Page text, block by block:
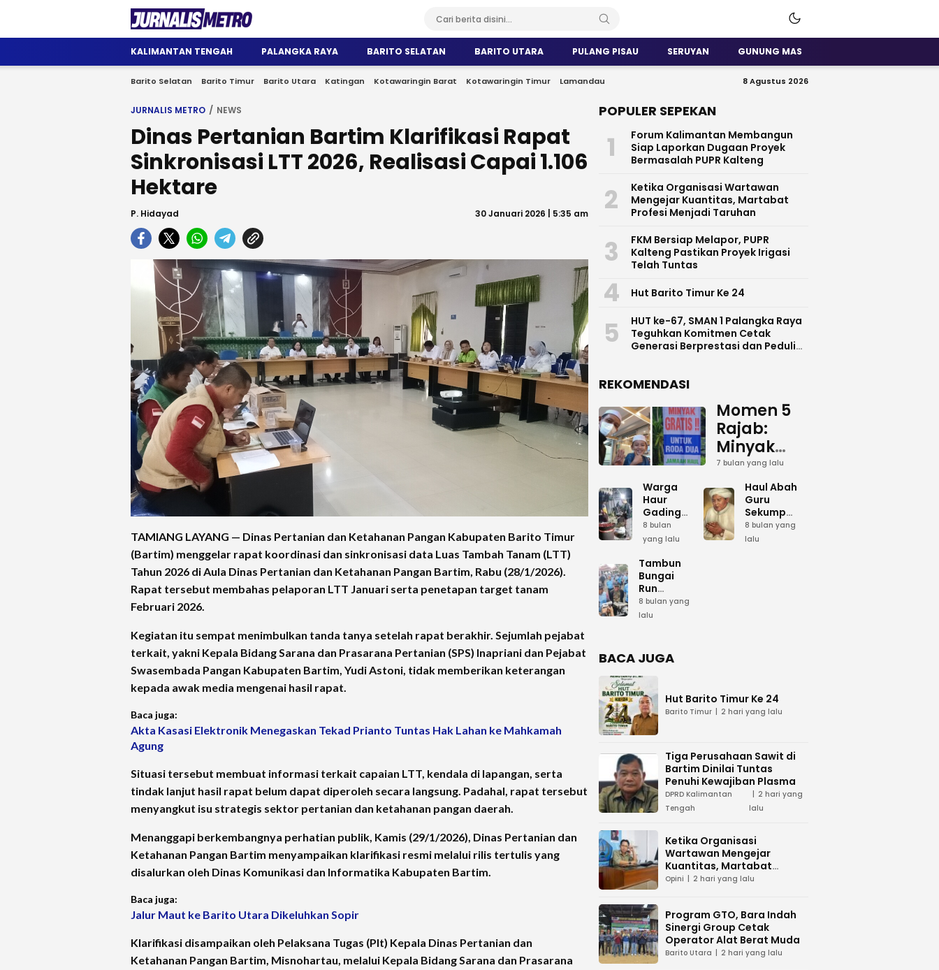
Jurnalis Metro
Satu Wadah Informasi
KALIMANTAN TENGAH PALANGKA RAYA BARITO SELATAN BARITO UTARA PULANG PISAU SERUYAN GUNUNG MAS
Barito Selatan Barito Timur Barito Utara Katingan Kotawaringin Barat Kotawaringin Timur Lamandau 8 Agustus 2026
JURNALIS METRO NEWS
Dinas Pertanian Bartim Klarifikasi Rapat
Sinkronisasi LTT 2026, Realisasi Capai 1.106
Hektare
P. Hidayad 30 Januari 2026 | 5:35 am
TAMIANG LAYANG — Dinas Pertanian dan Ketahanan Pangan Kabupaten Barito Timur
(Bartim) menggelar rapat koordinasi dan sinkronisasi data Luas Tambah Tanam (LTT)
Tahun 2026 di Aula Dinas Pertanian dan Ketahanan Pangan Bartim, Rabu (28/1/2026).
Rapat tersebut membahas pelaporan LTT Januari serta penetapan target tanam
Februari 2026.
Kegiatan itu sempat menimbulkan tanda tanya setelah rapat berakhir. Sejumlah pejabat
terkait, yakni Kepala Bidang Sarana dan Prasarana Pertanian (SPS) Inapriani dan Pejabat
Swasembada Pangan Kabupaten Bartim, Yudi Astoni, tidak memberikan keterangan
kepada awak media mengenai hasil rapat.
Baca juga:
Akta Kasasi Elektronik Menegaskan Tekad Prianto Tuntas Hak Lahan ke Mahkamah
Agung
Situasi tersebut membuat informasi terkait capaian LTT, kendala di lapangan, serta
tindak lanjut hasil rapat belum dapat diperoleh secara langsung. Padahal, rapat tersebut
menyangkut isu strategis sektor pertanian dan ketahanan pangan daerah.
Menanggapi berkembangnya perhatian publik, Kamis (29/1/2026), Dinas Pertanian dan
Ketahanan Pangan Bartim menyampaikan klarifikasi resmi melalui rilis tertulis yang
disalurkan oleh Dinas Komunikasi dan Informatika Kabupaten Bartim.
Baca juga:
Jalur Maut ke Barito Utara Dikeluhkan Sopir
Klarifikasi disampaikan oleh Pelaksana Tugas (Plt) Kepala Dinas Pertanian dan
Ketahanan Pangan Bartim, Misnohartau, melalui Kepala Bidang Sarana dan Prasarana
POPULER SEPEKAN
1
Forum Kalimantan Membangun
Siap Laporkan Dugaan Proyek
Bermasalah PUPR Kalteng
2
Ketika Organisasi Wartawan
Mengejar Kuantitas, Martabat
Profesi Menjadi Taruhan
3
FKM Bersiap Melapor, PUPR
Kalteng Pastikan Proyek Irigasi
Telah Tuntas
4 Hut Barito Timur Ke 24
5
HUT ke-67, SMAN 1 Palangka Raya
Teguhkan Komitmen Cetak
Generasi Berprestasi dan Peduli
REKOMENDASI
Momen 5
Rajab:
Minyak
Gratis
dan Cinta
yang
Terus
Mengalir
7 bulan yang lalu
Warga
Haur
Gading
Siapkan
Bumbu
Umum
Sambut 5
Rajab di
Sekumpul
8 bulan
yang lalu
Haul Abah
Guru
Sekumpul:
Ketika
Lautan
8 bulan yang
lalu
Tambun
Bungai
Run
Meriahkan
Hari Bela
Juang TNI
AD di
Palangka
Raya
8 bulan yang
lalu
BACA JUGA
Hut Barito Timur Ke 24
Barito Timur 2 hari yang lalu
Tiga Perusahaan Sawit di
Bartim Dinilai Tuntas
Penuhi Kewajiban Plasma
DPRD Kalimantan
Tengah
2 hari yang
lalu
Ketika Organisasi
Wartawan Mengejar
Kuantitas, Martabat
Profesi Menjadi Taruhan
Opini 2 hari yang lalu
Program GTO, Bara Indah
Sinergi Group Cetak
Operator Alat Berat Muda
Barito Utara 2 hari yang lalu